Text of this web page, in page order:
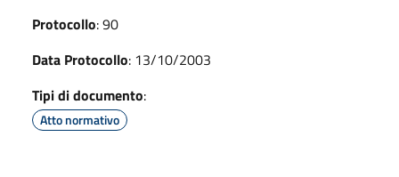
Protocollo: 90
Data Protocollo: 13/10/2003
Tipi di documento:
Atto normativo